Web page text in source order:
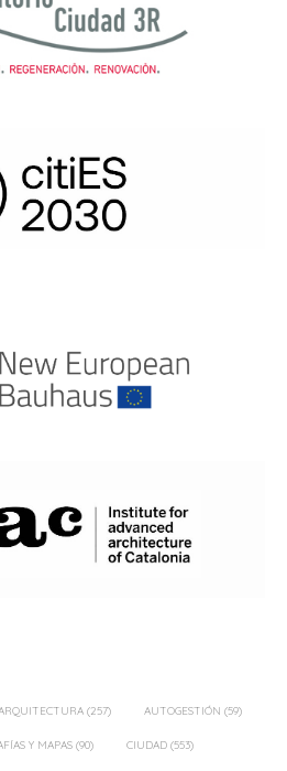
(257) AUTOGESTIÓN (59)
Y MAPAS (90) CIUDAD (553)